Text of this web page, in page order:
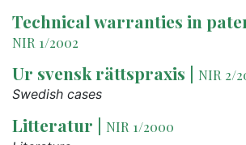
Technical warranties in
NIR 1/2002
Ur svensk rättspraxis | NIR 2/
Swedish cases
Litteratur | NIR 1/2000